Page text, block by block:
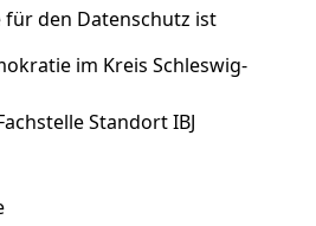
den Datenschutz ist
im Kreis Schleswig-
Standort IBJ